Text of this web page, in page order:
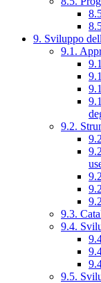
9. Sviluppo
9.1.
9.2.
9.3.
9.4.
9.5.